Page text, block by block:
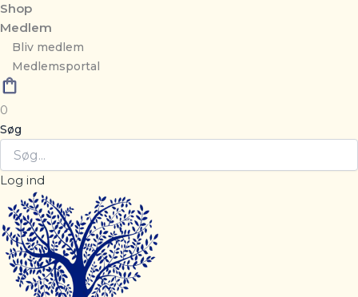
Shop
Medlem
Bliv medlem
Medlemsportal
0
Søg
Log ind